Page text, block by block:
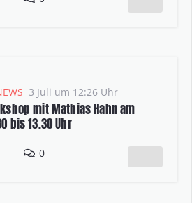
3 Juli um 12:26 Uhr
mit Mathias Hahn am
bis 13.30 Uhr
0